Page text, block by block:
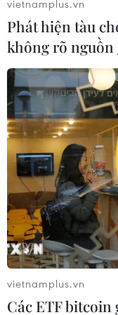
Bộ sưu tập mà
Davines Hair Show
Dường như Angelo
vietnamplus.vn
Phát hiện tàu
không rõ
vietnamplus.vn
Các ETF